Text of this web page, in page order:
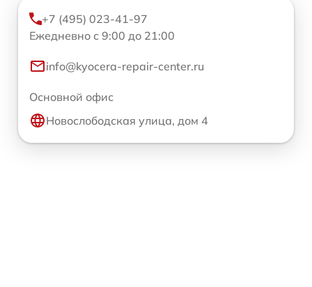
+7 (495) 023-41-97
Ежедневно с 9:00 до 21:00
info@kyocera-repair-center.ru
Основной офис
Новослободская улица, дом 4